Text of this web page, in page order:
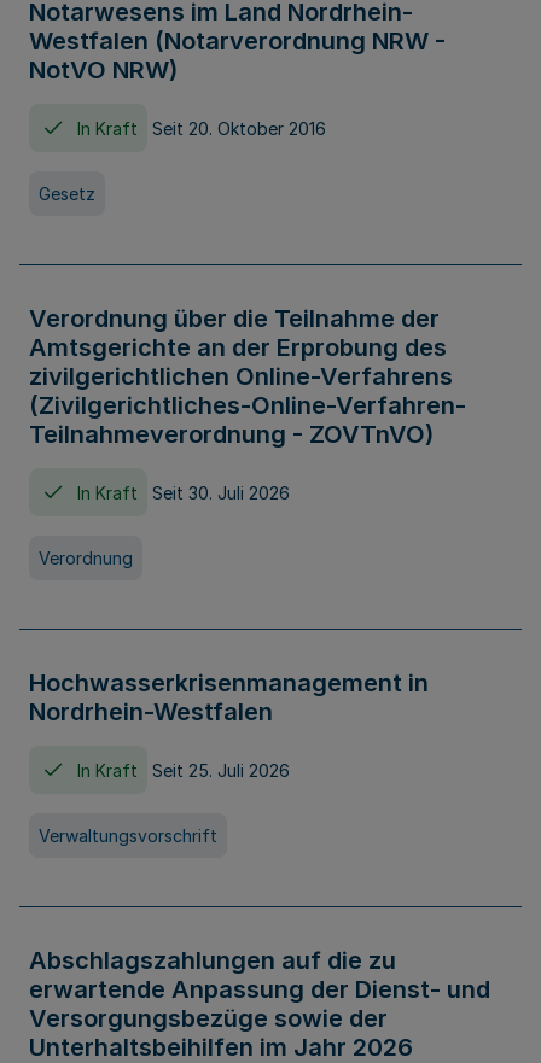
Notarwesens im Land Nordrhein-
Westfalen (Notarverordnung NRW -
NotVO NRW)
In Kraft Seit 20. Oktober 2016
Gesetz
Verordnung über die Teilnahme der
Amtsgerichte an der Erprobung des
zivilgerichtlichen Online-Verfahrens
(Zivilgerichtliches-Online-Verfahren-
Teilnahmeverordnung - ZOVTnVO)
In Kraft Seit 30. Juli 2026
Verordnung
Hochwasserkrisenmanagement in
Nordrhein-Westfalen
In Kraft Seit 25. Juli 2026
Verwaltungsvorschrift
Abschlagszahlungen auf die zu
erwartende Anpassung der Dienst- und
Versorgungsbezüge sowie der
Unterhaltsbeihilfen im Jahr 2026